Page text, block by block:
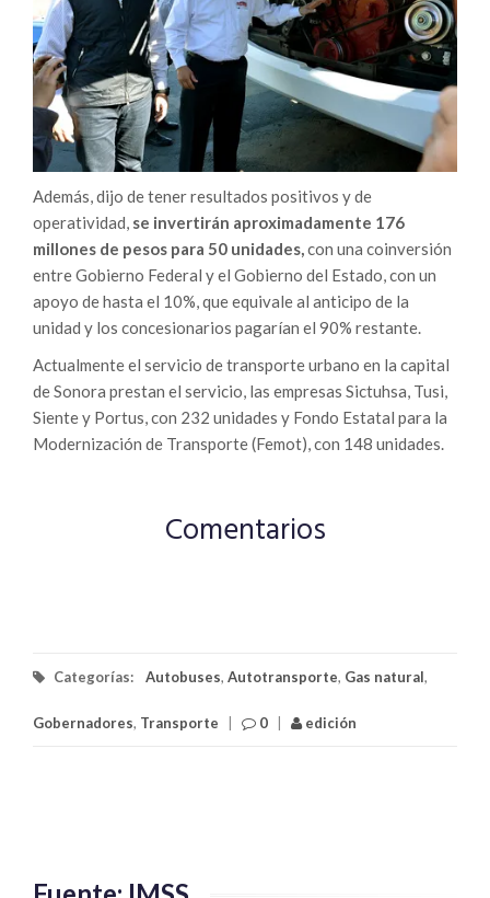
Además, dijo de tener resultados positivos y de
operatividad, se invertirán aproximadamente 176
millones de pesos para 50 unidades,con una coinversión
entre Gobierno Federal y el Gobierno del Estado, con un
apoyo de hasta el 10%, que equivale al anticipo de la
unidad y los concesionarios pagarían el 90% restante.
Actualmente el servicio de transporte urbano en la capital
de Sonora prestan el servicio, las empresas Sictuhsa, Tusi,
Siente y Portus, con 232 unidades y Fondo Estatal para la
Modernización de Transporte (Femot), con 148 unidades.
Comentarios
Categorías: Autobuses, Autotransporte, Gas natural,
Gobernadores, Transporte 0 edición